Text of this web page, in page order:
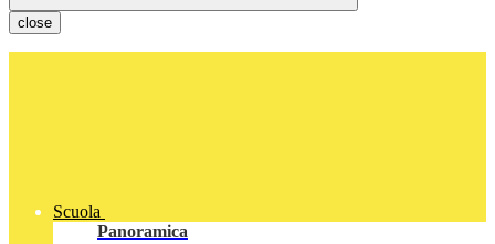
close
Scuola
Panoramica